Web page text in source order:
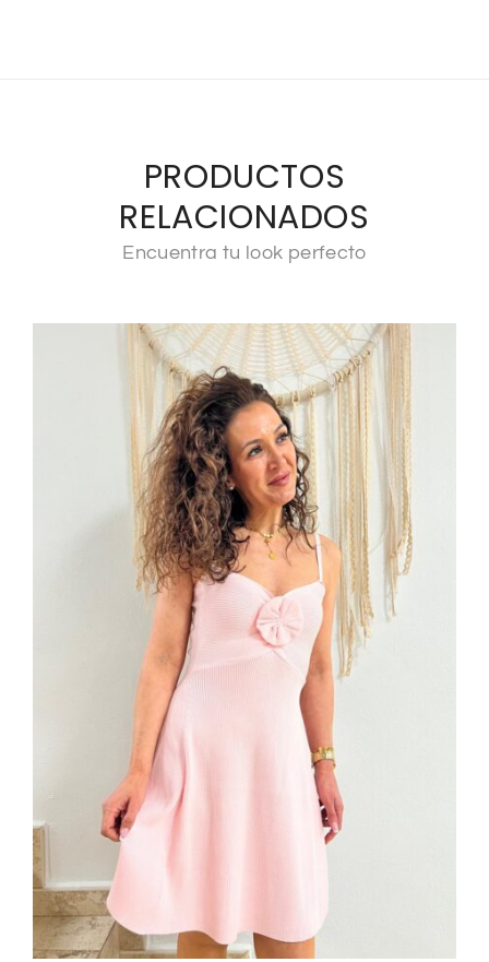
PRODUCTOS
RELACIONADOS
Encuentra tu look perfecto